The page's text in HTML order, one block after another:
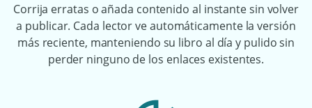
Corrija erratas o añada contenido al instante sin volver
a publicar. Cada lector ve automáticamente la versión
más reciente, manteniendo su libro al día y pulido sin
perder ninguno de los enlaces existentes.